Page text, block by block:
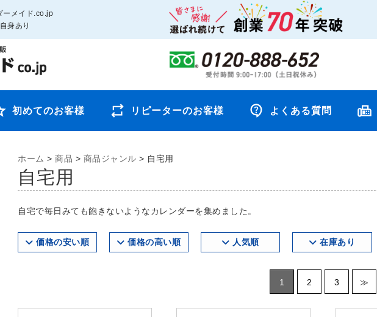
ーメイド.co.jp
身あり
初めてのお客様 リピーターのお客様 よくある質問
ホーム > 商品 > 商品ジャンル > 自宅用
自宅用
自宅で毎日みても飽きないようなカレンダーを集めました。
価格の安い順 価格の高い順 人気順 在庫あり
1 2 3 ≫